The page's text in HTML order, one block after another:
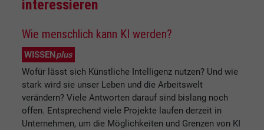
interessieren
Wie menschlich kann KI werden?
WISSENplus
Wofür lässt sich Künstliche Intelligenz nutzen? Und wie
stark wird sie unser Leben und die Arbeitswelt
verändern? Viele Antworten darauf sind bislang noch
offen. Entsprechend viele Projekte laufen derzeit in
Unternehmen, um die Möglichkeiten und Grenzen von KI